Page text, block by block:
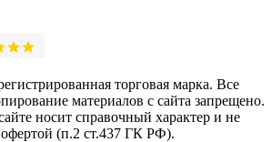
торговая марка. Все
материалов с сайта запрещено.
носит справочный характер и не
(п.2 ст.437 ГК РФ).